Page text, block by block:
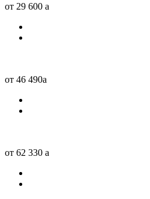
от 29 600 a
от 46 490a
от 62 330 a